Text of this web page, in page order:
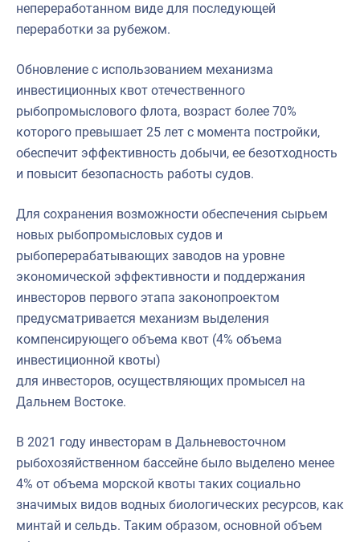
непереработанном виде для последующей
переработки за рубежом.
Обновление с использованием механизма
инвестиционных квот отечественного
рыбопромыслового флота, возраст более 70%
которого превышает 25 лет с момента постройки,
обеспечит эффективность добычи, ее безотходность
и повысит безопасность работы судов.
Для сохранения возможности обеспечения сырьем
новых рыбопромысловых судов и
рыбоперерабатывающих заводов на уровне
экономической эффективности и поддержания
инвесторов первого этапа законопроектом
предусматривается механизм выделения
компенсирующего объема квот (4% объема
инвестиционной квоты)
для инвесторов, осуществляющих промысел на
Дальнем Востоке.
В 2021 году инвесторам в Дальневосточном
рыбохозяйственном бассейне было выделено менее
4% от объема морской квоты таких социально
значимых видов водных биологических ресурсов, как
минтай и сельдь. Таким образом, основной объем